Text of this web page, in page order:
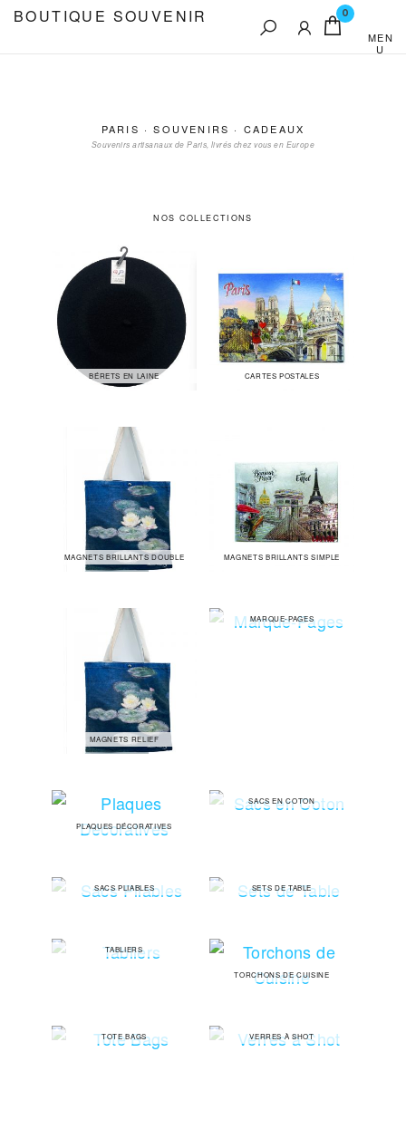
AllerBOUTIQUE SOUVENIR 0
MEN
U
PARIS · SOUVENIRS · CADEAUX
Souvenirs artisanaux de Paris, livrés chez vous en Europe
NOS COLLECTIONS
BÉRETS EN LAINE CARTES POSTALES
MAGNETS BRILLANTS DOUBLE MAGNETS BRILLANTS SIMPLE
MAGNETS RELIEF
MARQUE-PAGES
PLAQUES DÉCORATIVES
SACS EN COTON
SACS PLIABLES SETS DE TABLE
TABLIERS
TORCHONS DE CUISINE
TOTE BAGS VERRES À SHOT